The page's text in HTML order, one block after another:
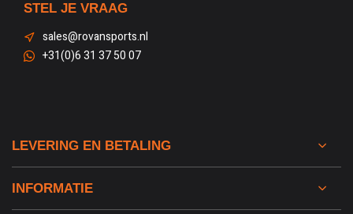
STEL JE VRAAG
sales@rovansports.nl
+31(0)6 31 37 50 07
LEVERING EN BETALING
INFORMATIE